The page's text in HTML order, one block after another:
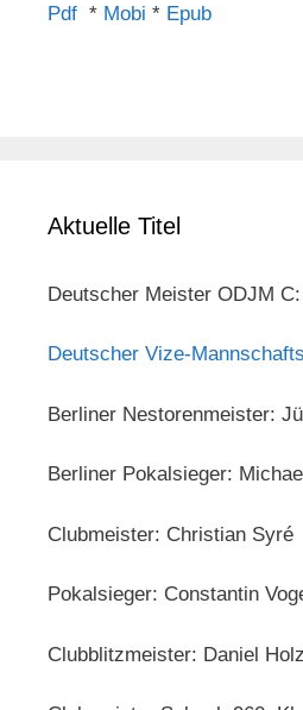
Pdf * Mobi * Epub
Aktuelle Titel
Deutscher Meister ODJM
Deutscher Vize-
Berliner Nestorenmeister:
Berliner Pokalsieger:
Clubmeister: Christian Syré
Pokalsieger: Constantin
Clubblitzmeister: Daniel